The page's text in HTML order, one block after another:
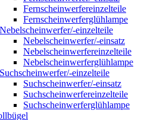
Fernscheinwerfereinzelteile
Fernscheinwerferglühlampe
Nebelscheinwerfer/-einzelteile
Nebelscheinwerfer/-einsatz
Nebelscheinwerfereinzelteile
Nebelscheinwerferglühlampe
Suchscheinwerfer/-einzelteile
Suchscheinwerfer/-einsatz
Suchscheinwerfereinzelteile
Suchscheinwerferglühlampe